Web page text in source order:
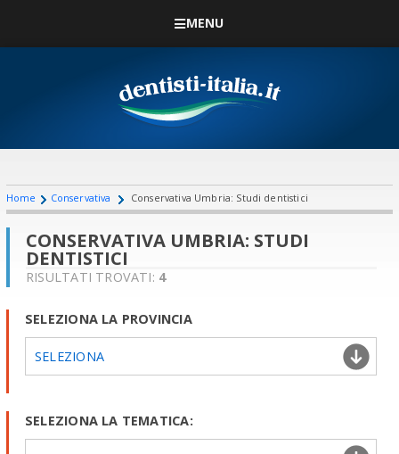
MENU
Home Conservativa Conservativa Umbria: Studi dentistici
CONSERVATIVA UMBRIA: STUDI
DENTISTICI
RISULTATI TROVATI: 4
SELEZIONA LA PROVINCIA
SELEZIONA
SELEZIONA LA TEMATICA: